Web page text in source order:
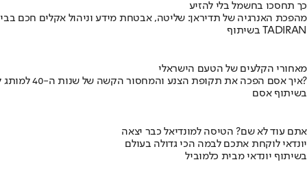
כך תחסכו בחשמל בלי להזיע
מהפכת האנרגיה של תדיראן: שליטה, אבטחת מידע וניהול אקלים חכם
בשיתוף TADIRAN
מאחורי הקלעים של הטעם הישראלי
איך אסם הפכה את תקופת הצנע והמחסור הקשה של שנות ה-40 למותג לאומי?
בשיתוף אסם
אתם עוד לא שם? הטיסה למונדיאל כבר יצאה
יונדאי לוקחת אתכם לבמה הכי גדולה בעולם
בשיתוף יונדאי מבית כלמוביל